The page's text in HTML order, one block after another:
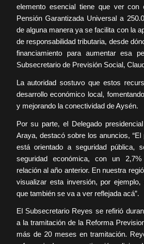
elemento esencial tiene que ver con
Pensión Garantizada Universal a
de alguna manera ya se facilita con la
de responsabilidad tributaria, desde
financiamiento para aumentar esa
Subsecretario de Previsión Social,
La autoridad sostuvo que estos
desarrollo económico local,
y mejorando la conectividad de Aysén.
Por su parte, el Delegado
Araya, destacó sobre los anuncios, “El
está orientado a seguridad pública,
seguridad económica, con un
relación al año anterior. En nuestra
visualizar esta inversión, por ejemplo,
que también se va a ver reflejada acá”.
El Subsecretario Reyes se refirió
a la tramitación de la Reforma
más de 20 meses en tramitación.